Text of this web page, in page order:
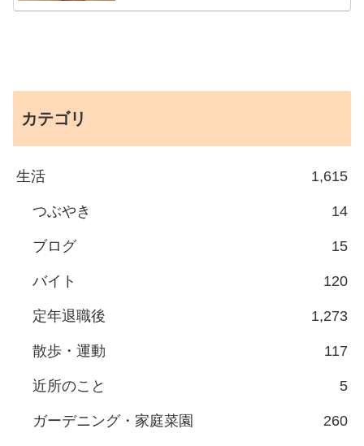
カテゴリ
生活 1,615
つぶやき 14
ブログ 15
バイト 120
定年退職後 1,273
散歩・運動 117
近所のこと 5
ガーデニング・家庭菜園 260